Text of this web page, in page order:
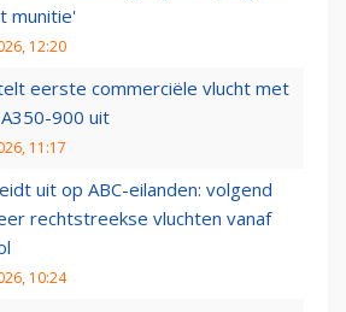
munitie'
12:20
eerste commerciële vlucht met
900 uit
11:17
uit op ABC-eilanden: volgend
rechtstreekse vluchten vanaf
10:24